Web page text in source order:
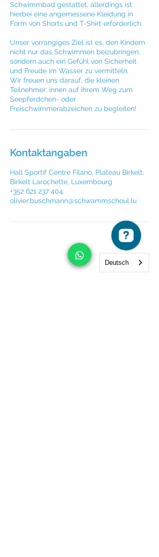
Schwimmbad gestattet, allerdings ist
hierbei eine angemessene Kleidung in
Form von Shorts und T-Shirt erforderlich.
Unser vorrangiges Ziel ist es, den Kindern
nicht nur das Schwimmen beizubringen,
sondern auch ein Gefühl von Sicherheit
und Freude im Wasser zu vermitteln.
Wir freuen uns darauf, die kleinen
Teilnehmer: innen auf ihrem Weg zum
Seepferdchen- oder
Freischwimmerabzeichen zu begleiten!
Kontaktangaben
Hall Sportif Centre Filano, Plateau Birkelt,
Birkelt Larochette, Luxembourg
+352 621 237 404
olivier.buschmann@schwammschoul.lu
Deutsch